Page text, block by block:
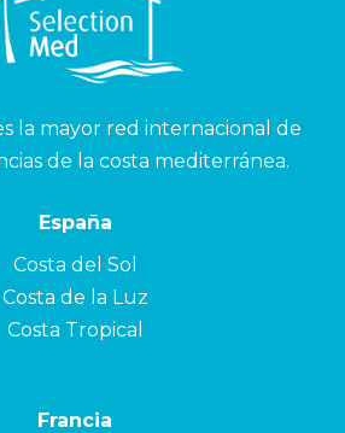
la mayor red internacional de
de la costa mediterránea.
España
Costa del Sol
Costa de la Luz
Costa Tropical
Francia